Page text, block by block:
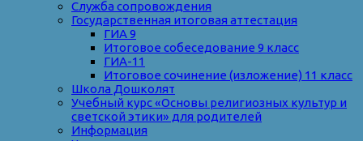
Служба сопровождения
Государственная итоговая аттестация
ГИА 9
Итоговое собеседование 9 класс
ГИА-11
Итоговое сочинение (изложение) 11 класс
Школа Дошколят
Учебный курс «Основы религиозных культур и
светской этики» для родителей
Информация